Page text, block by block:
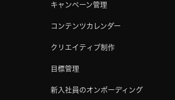
キャンペーン管理
コンテンツカレンダー
クリエイティブ制作
目標管理
新入社員のオンボーディング